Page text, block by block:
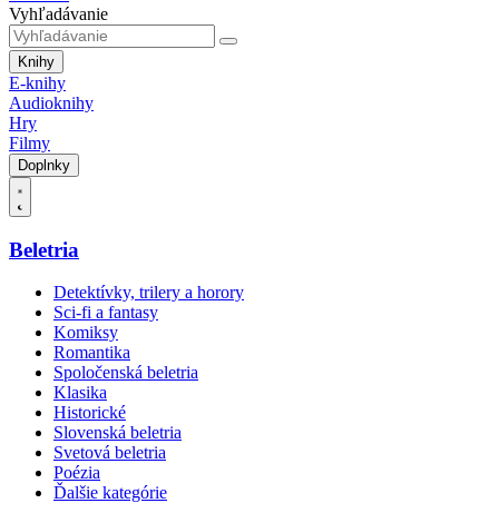
Vyhľadávanie
Knihy
E-knihy
Audioknihy
Hry
Filmy
Doplnky
Beletria
Detektívky, trilery a horory
Sci-fi a fantasy
Komiksy
Romantika
Spoločenská beletria
Klasika
Historické
Slovenská beletria
Svetová beletria
Poézia
Ďalšie kategórie